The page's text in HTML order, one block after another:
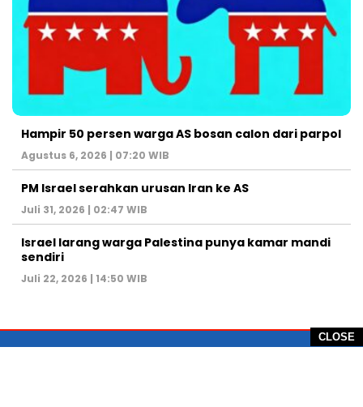
CLOSE
Hampir 50 persen warga AS bosan calon dari parpol
Agustus 6, 2026 | 07:20 WIB
PM Israel serahkan urusan Iran ke AS
Juli 31, 2026 | 02:47 WIB
Israel larang warga Palestina punya kamar mandi
sendiri
Juli 22, 2026 | 14:50 WIB